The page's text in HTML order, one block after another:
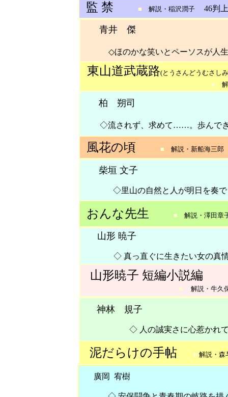
監 禁 ■ 解説・稲沢潤子 46判
青井 傑
◇ほのかな笑いとペーソスが
東山道武蔵路(とうさんどう むさし
■
柏 朔司
◇流されず、求めて……。歩んで
風花の頃 ■ 解説・新船海三郎
柴垣 文子
◇里山の自然と人が明日を
おんな先生 ■ 解説・澤
山形 暁子
◇ 真っ直ぐに生きたい女の真情
山形暁子 短編小説編
■ 解説・牛久
神林 規子
◇ 人の誠実さに心惹かれて
泥だらけの手帖 ■ 解説・
廣岡 宥樹